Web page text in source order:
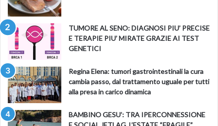
TUMORE AL SENO: DIAGNOSI PIU’ PRECISE
E TERAPIE PIU’ MIRATE GRAZIE AI TEST
GENETICI
Regina Elena: tumori gastrointestinali la cura
cambia passo, dal trattamento uguale per tutti
alla presa in carico dinamica
BAMBINO GESU’: TRA IPERCONNESSIONE